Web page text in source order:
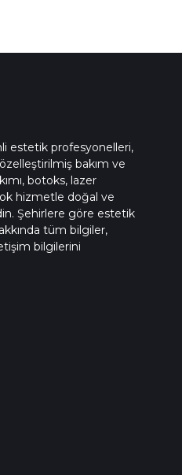
estetik profesyonelleri,
bakım ve
botoks, lazer
hizmetle doğal ve
Şehirlere göre estetik
tüm bilgiler,
bilgilerini